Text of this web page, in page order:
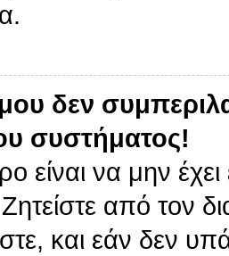
δεν
συστήματος!
είναι να μην
Ζητείστε από τον
και εάν δεν